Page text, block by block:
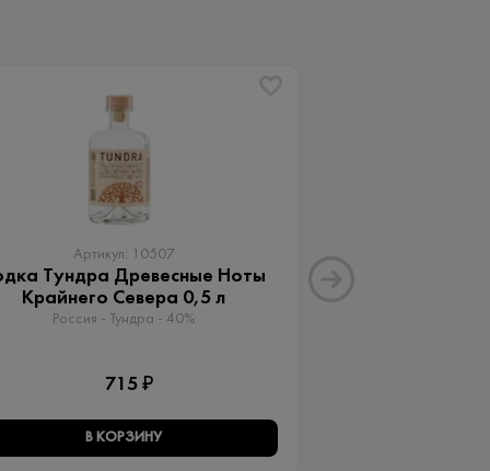
Артикул: 10507
Тундра Древесные Ноты
Крайнего Севера 0,5 л
Россия - Тундра - 40%
715 ₽
В КОРЗИНУ